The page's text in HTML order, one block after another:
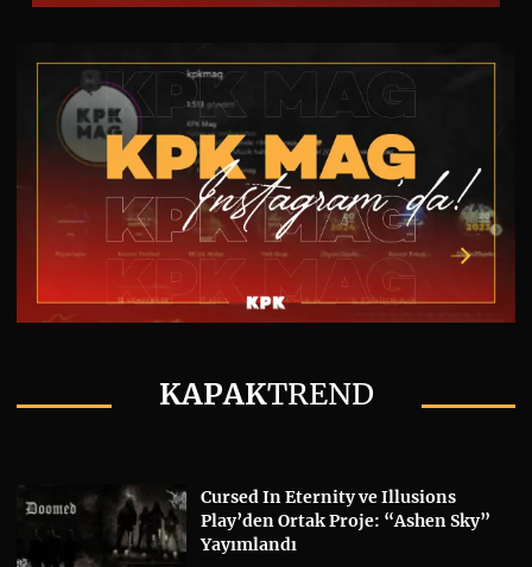
KAPAKTREND
Cursed In Eternity ve Illusions
Play’den Ortak Proje: “Ashen Sky”
Yayımlandı